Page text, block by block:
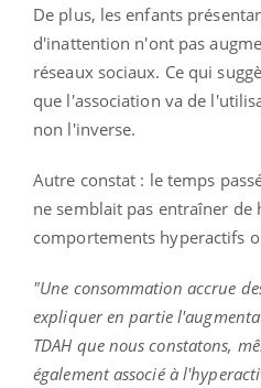
De plus, les enfants
d'inattention n'ont pas
réseaux sociaux. Ce qui
que l'association va de
non l'inverse.
Autre constat : le temps
ne semblait pas entraîner de
comportements hyperactifs
"Une consommation accrue
expliquer en partie
TDAH que nous constatons,
également associé à